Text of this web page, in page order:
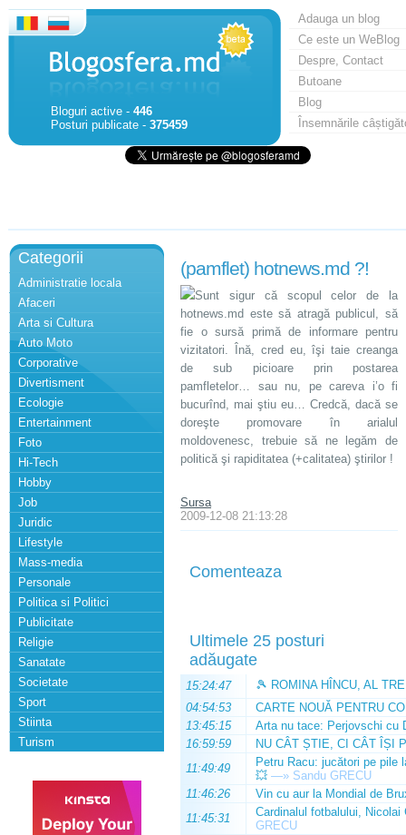
Bloguri active - 446
Posturi publicate - 375459
Adauga un blog
Ce este un WeBlog
Despre, Contact
Butoane
Blog
Însemnările
Categorii
Administratie locala
Afaceri
Arta si Cultura
Auto Moto
Corporative
Divertisment
Ecologie
Entertainment
Foto
Hi-Tech
Hobby
Job
Juridic
Lifestyle
Mass-media
Personale
Politica si Politici
Publicitate
Religie
Sanatate
Societate
Sport
Stiinta
Turism
(pamflet) hotnews.md ?!
Sunt sigur că scopul celor de la
hotnews.md este să atragă publicul, să
fie o sursă primă de informare pentru
vizitatori. Înă, cred eu, îşi taie creanga
de sub picioare prin postarea
pamfletelor… sau nu, pe careva i’o fi
bucurînd, mai ştiu eu… Credcă, dacă se
doreşte promovare în arialul
moldovenesc, trebuie să ne legăm de
politică şi rapiditatea (+calitatea) ştirilor !
Sursa
2009-12-08 21:13:28
Comenteaza
Ultimele 25 posturi
adăugate
15:24:47
🎾 ROMINA HÎNCU, AL
04:54:53
CARTE NOUĂ PENTRU
13:45:15
Arta nu tace: Perjovschi cu
16:59:59
NU CÂT ȘTIE, CI CÂT ÎȘI
11:49:49
Petru Racu: jucători pe pile
💥 —» Sandu GRECU
11:46:26
Vin cu aur la Mondial de
11:45:31
Cardinalul fotbalului,
GRECU